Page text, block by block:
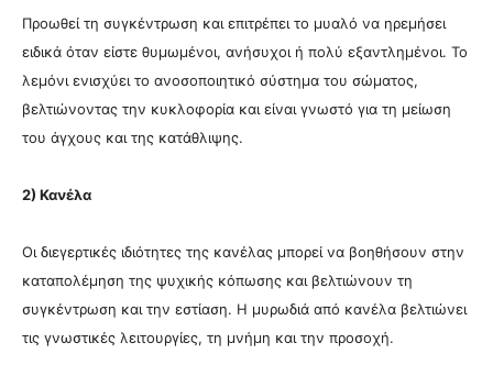
Προωθεί τη συγκέντρωση και επιτρέπει το μυαλό να ηρεμήσει
ειδικά όταν είστε θυμωμένοι, ανήσυχοι ή πολύ εξαντλημένοι. Το
λεμόνι ενισχύει το ανοσοποιητικό σύστημα του σώματος,
βελτιώνοντας την κυκλοφορία και είναι γνωστό για τη μείωση
του άγχους και της κατάθλιψης.
2) Κανέλα
Οι διεγερτικές ιδιότητες της κανέλας μπορεί να βοηθήσουν στην
καταπολέμηση της ψυχικής κόπωσης και βελτιώνουν τη
συγκέντρωση και την εστίαση. Η μυρωδιά από κανέλα βελτιώνει
τις γνωστικές λειτουργίες, τη μνήμη και την προσοχή.